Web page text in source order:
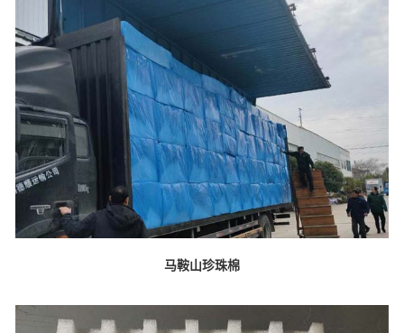
马鞍山珍珠棉